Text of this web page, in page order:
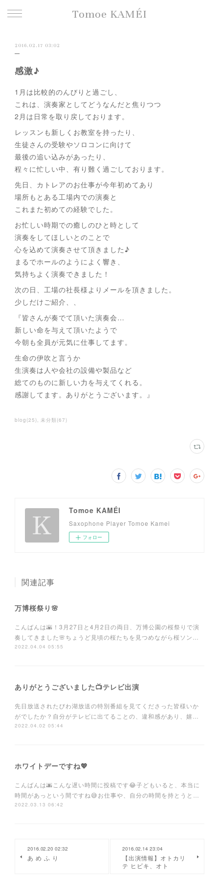
Tomoe KAMÉI
2016.02.17 03:02
感激♪
1月は比較的のんびりと過ごし、
これは、演奏家としてどうなんだと焦りつつ
2月は日常を取り戻しております。
レッスンも新しくお教室を持ったり、
生徒さんの受験やソロコンに向けて
最後の追い込みがあったり、
程々に忙しい中、有り難く過ごしております。
先日、カトレアのお仕事が今年初めてあり
場所もとある工場内での演奏と
これまた初めての経験でした。
お忙しい時期での癒しのひと時として
演奏をしてほしいとのことで
心を込めて演奏させて頂きました♪
まるでホールのようによく響き、
気持ちよく演奏できました！
次の日、工場の社長様よりメールを頂きました。
少しだけご紹介、、
『皆さんが奏でて頂いた演奏会…
新しい命を与えて頂いたようで
今朝も全員が元気に仕事してます。
生命の伊吹と言うか
生演奏は人や会社の設備や製品など
総てのものに新しい力を与えてくれる。
感謝してます。ありがとうございます。』
blog (25) 未分類 (67)
Tomoe KAMÉI
Saxophone Player Tomoe Kamei
フォロー
関連記事
万博桜祭り🌸
こんばんは🌇！3月27日と4月2日の両日、万博公園の桜祭りで演
奏してきました🌸ちょうど見頃の桜たちを見つめながら桜ソン…
2022.04.04 05:55
ありがとうございました📺テレビ出演
先日放送されたびわ湖放送の特別番組を見てくださった皆様いか
がでしたか？自分がテレビに出てることの、違和感があり、嬉…
2022.04.02 05:44
ホワイトデーですね💖
こんばんは🌆こんな遅い時間に投稿です😂子どもいると、本当に
時間があっという間ですね😅お仕事や、自分の時間を持とうと…
2022.03.13 06:42
2016.02.20 02:32
あ め ふ り
2016.02.14 23:04
【出演情報】オトカリ
テ ヒビキ、オト